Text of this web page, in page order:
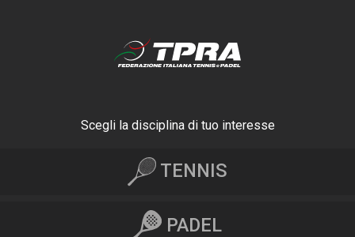
Scegli la disciplina di tuo interesse
TENNIS
PADEL